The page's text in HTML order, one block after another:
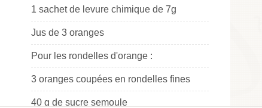
1 sachet de levure chimique de 7g
Jus de 3 oranges
Pour les rondelles d'orange :
3 oranges coupées en rondelles fines
40 g de sucre semoule